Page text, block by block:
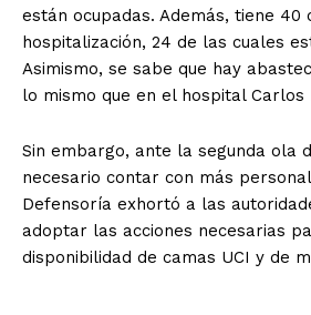
están ocupadas. Además, tiene 40
hospitalización, 24 de las cuales
Asimismo, se sabe que hay
lo mismo que en el hospital Carlos
Sin embargo, ante la segunda ola
necesario contar con más
Defensoría exhortó a las
adoptar las acciones necesarias
disponibilidad de camas UCI y de